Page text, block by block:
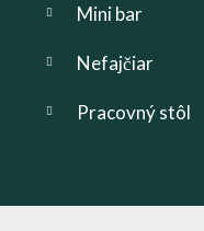
Mini bar
Nefajčiar
Pracovný stôl